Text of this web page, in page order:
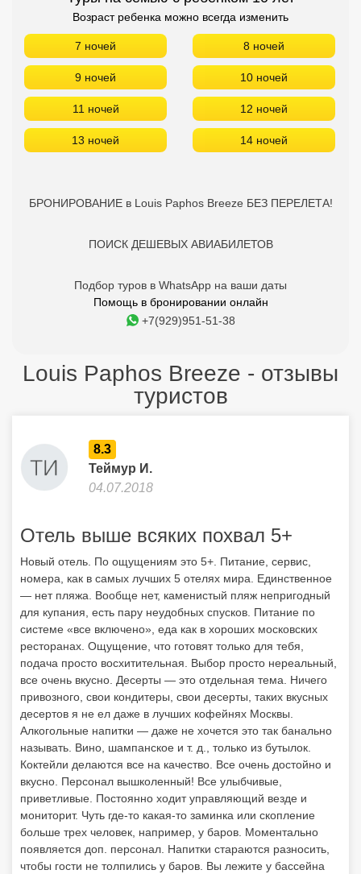
Возраст ребенка можно всегда изменить
7 ночей 8 ночей
9 ночей 10 ночей
11 ночей 12 ночей
13 ночей 14 ночей
БРОНИРОВАНИЕ в Louis Paphos Breeze БЕЗ ПЕРЕЛЕТА!
ПОИСК ДЕШЕВЫХ АВИАБИЛЕТОВ
Подбор туров в WhatsApp на ваши даты
Помощь в бронировании онлайн
+7(929)951-51-38
Louis Paphos Breeze - отзывы
туристов
8.3
Теймур И.
04.07.2018
Отель выше всяких похвал 5+
Новый отель. По ощущениям это 5+. Питание, сервис,
номера, как в самых лучших 5 отелях мира. Единственное
— нет пляжа. Вообще нет, каменистый пляж непригодный
для купания, есть пару неудобных спусков. Питание по
системе «все включено», еда как в хороших московских
ресторанах. Ощущение, что готовят только для тебя,
подача просто восхитительная. Выбор просто нереальный,
все очень вкусно. Десерты — это отдельная тема. Ничего
привозного, свои кондитеры, свои десерты, таких вкусных
десертов я не ел даже в лучших кофейнях Москвы.
Алкогольные напитки — даже не хочется это так банально
называть. Вино, шампанское и т. д., только из бутылок.
Коктейли делаются все на качество. Все очень достойно и
вкусно. Персонал вышколенный! Все улыбчивые,
приветливые. Постоянно ходит управляющий везде и
мониторит. Чуть где-то какая-то заминка или скопление
больше трех человек, например, у баров. Моментально
появляется доп. персонал. Напитки стараются разносить,
чтобы гости не толпились у баров. Вы лежите у бассейна